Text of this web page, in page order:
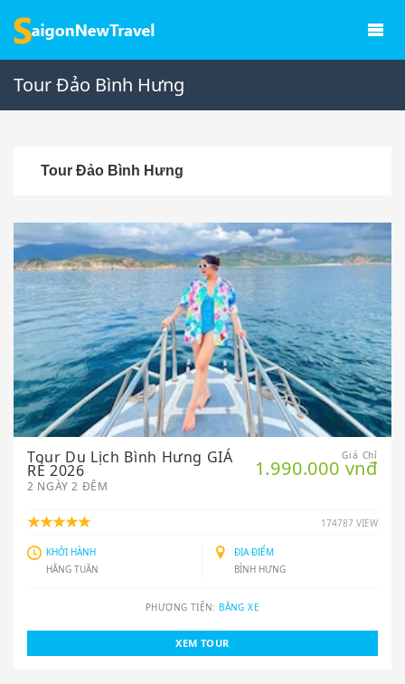
Tour Đảo Bình Hưng
Tour Đảo Bình Hưng
Giá Chỉ
1.990.000 vnđ
Tour Du Lịch Bình Hưng GIÁ
RẺ 2026
2 NGÀY 2 ĐÊM
174787 VIEW
KHỞI HÀNH
HẰNG TUẦN
ĐỊA ĐIỂM
BÌNH HƯNG
PHƯƠNG TIỆN: BẰNG XE
XEM TOUR